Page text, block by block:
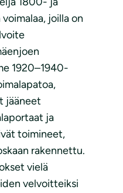
joilla on
1920–1940-
jääneet
ja
toimineet,
rakennettu.
vielä
velvoitteiksi